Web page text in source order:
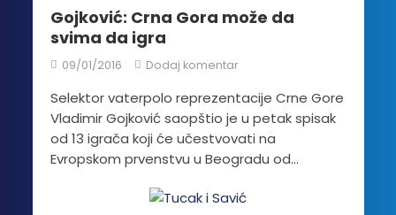
Gojković: Crna Gora može da
svima da igra
09/01/2016 Dodaj komentar
Selektor vaterpolo reprezentacije Crne Gore
Vladimir Gojković saopštio je u petak spisak
od 13 igrača koji će učestvovati na
Evropskom prvenstvu u Beogradu od...